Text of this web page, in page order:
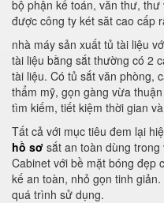
bộ phận kế toán, văn thư,
được công ty két săt cao cấp
nhà máy sản xuất tủ tài liệu
tài liệu bằng sắt thường có 2
tài liệu. Có tủ sắt văn phòng,
thẩm mỹ, gọn gàng vừa
tìm kiếm, tiết kiệm thời gian
Tất cả với mục tiêu đem lại
hồ sơ sắt an toàn dùng trong
Cabinet với bề mặt bóng đẹp
kế an toàn, nhỏ gọn tinh
quá trình sử dụng.